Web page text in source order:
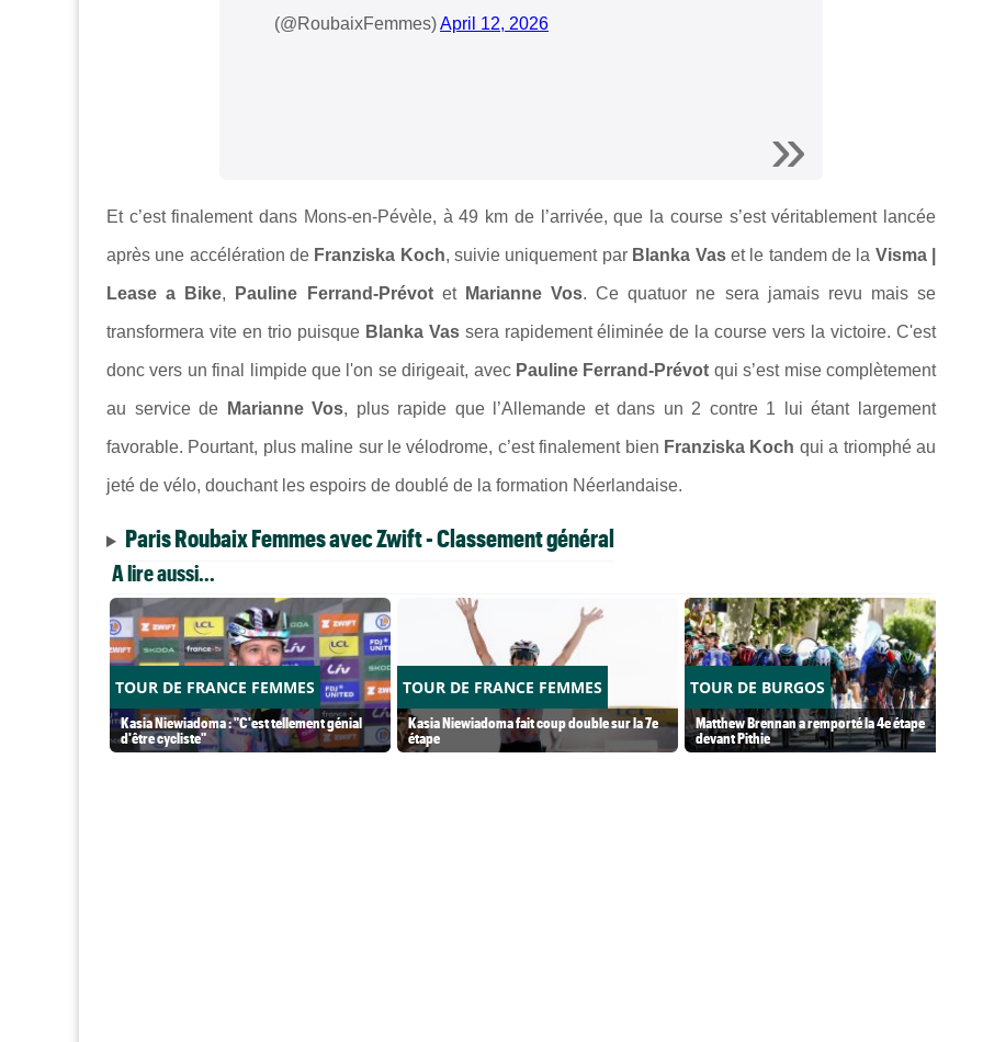
(@RoubaixFemmes)April 12, 2026
Et c’est finalement dans Mons-en-Pévèle, à 49 km de l’arrivée, que la course s’est véritablement lancée
après une accélération de Franziska Koch, suivie uniquement par Blanka Vaset le tandem de la Visma |
Lease a Bike, Pauline Ferrand-Prévotet Marianne Vos. Ce quatuor ne sera jamais revu mais se
transformera vite en trio puisque Blanka Vassera rapidement éliminée de la course vers la victoire. C'est
donc vers un final limpide que l'on se dirigeait, avec Pauline Ferrand-Prévot qui s’est mise complètement
au service de Marianne Vos, plus rapide que l’Allemande et dans un 2 contre 1 lui étant largement
favorable. Pourtant, plus maline sur le vélodrome, c’est finalement bien Franziska Koch qui a triomphé au
jeté de vélo, douchant les espoirs de doublé de la formation Néerlandaise.
Paris Roubaix Femmes avec Zwift - Classement général
A lire aussi...
TOUR DE FRANCE FEMMES
Kasia Niewiadoma : "C'est tellement génial
d'être cycliste"
TOUR DE FRANCE FEMMES
Kasia Niewiadoma fait coup double sur la 7e
étape
TOUR DE BURGOS
Matthew Brennan a remporté la 4e étape
devant Pithie